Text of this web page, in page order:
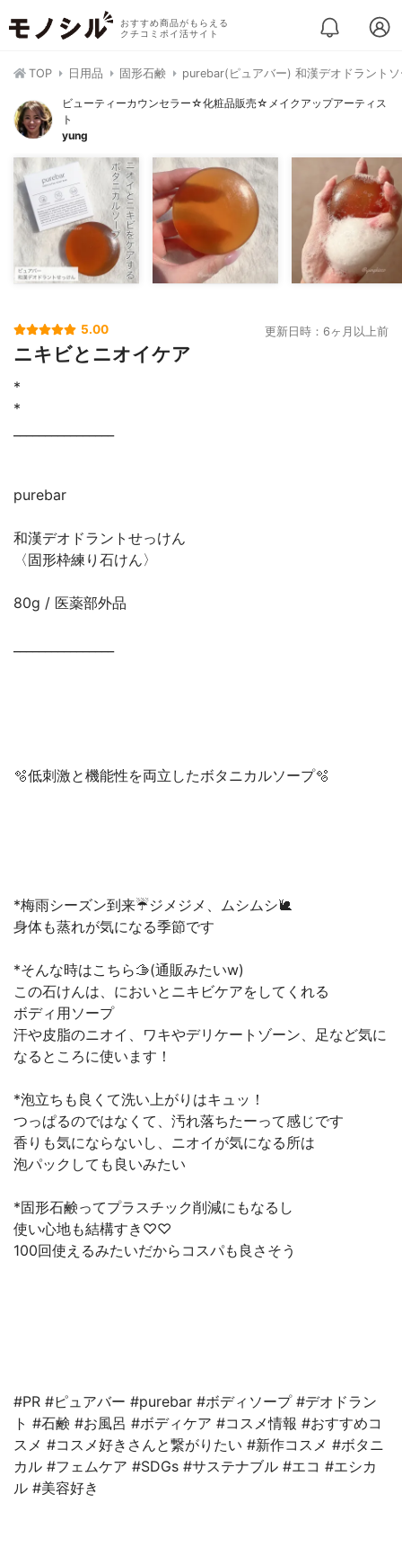
おすすめ商品がもらえる
クチコミポイ活サイト
TOP 日用品 固形石鹸 purebar(ピュアバー) 和漢デオドラント
ビューティーカウンセラー☆化粧品販売☆メイクアップアーティス
ト
yung
5.00 更新日時：6ヶ月以上前
ニキビとニオイケア
*
*
purebar
和漢デオドラントせっけん
〈固形枠練り石けん〉
80g / 医薬部外品
🫧低刺激と機能性を両立したボタニカルソープ🫧
*梅雨シーズン到来☔️ジメジメ、ムシムシ🐌
身体も蒸れが気になる季節です
*そんな時はこちら🫱(通販みたいw)
この石けんは、においとニキビケアをしてくれる
ボディ用ソープ
汗や皮脂のニオイ、ワキやデリケートゾーン、足など気に
なるところに使います！
*泡立ちも良くて洗い上がりはキュッ！
つっぱるのではなくて、汚れ落ちたーって感じです
香りも気にならないし、ニオイが気になる所は
泡パックしても良いみたい
*固形石鹸ってプラスチック削減にもなるし
使い心地も結構すき♡♡
100回使えるみたいだからコスパも良さそう
#PR #ピュアバー #purebar #ボディソープ #デオドラン
ト #石鹸 #お風呂 #ボディケア #コスメ情報 #おすすめコ
スメ #コスメ好きさんと繋がりたい #新作コスメ #ボタニ
カル #フェムケア #SDGs #サステナブル #エコ #エシカ
ル #美容好き